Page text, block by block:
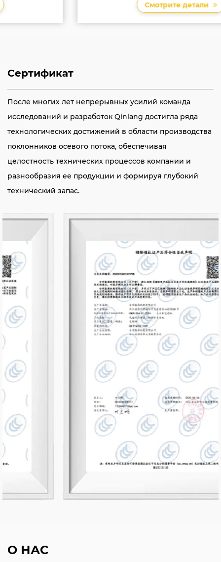
Смотрите детали
Сертификат
После многих лет непрерывных усилий команда
исследований и разработок Qinlang достигла ряда
технологических достижений в области производства
поклонников осевого потока, обеспечивая
целостность технических процессов компании и
разнообразия ее продукции и формируя глубокий
технический запас.
О НАС